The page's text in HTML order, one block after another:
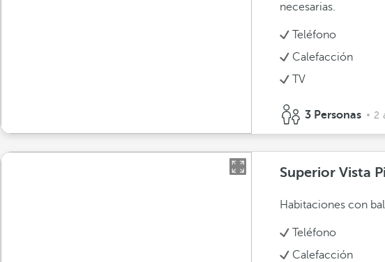
necesarias.
Teléfono
Calefacción
TV
3 Personas 2
Superior Vista
Habitaciones con
Teléfono
Calefacción